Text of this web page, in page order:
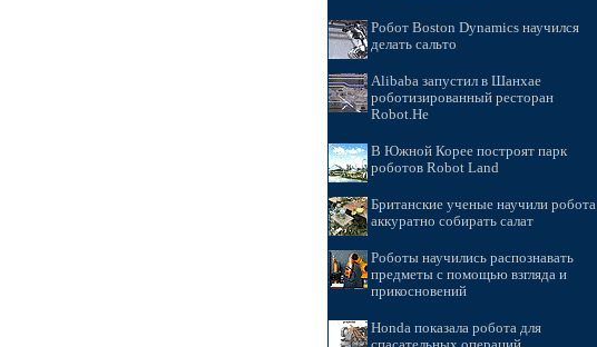
Робот Boston Dynamics научился
делать сальто
Alibaba запустил в Шанхае
роботизированный ресторан
Robot.He
В Южной Корее построят парк
роботов Robot Land
Британские ученые научили робота
аккуратно собирать салат
Роботы научились распознавать
предметы с помощью взгляда и
прикосновений
Honda показала робота для